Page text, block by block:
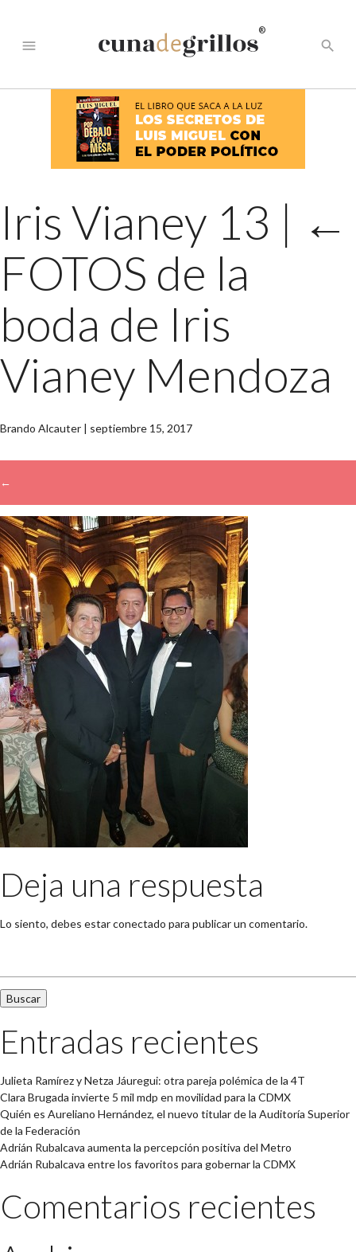
menu
®
search
Iris Vianey 13 | ←
FOTOS de la
boda de Iris
Vianey Mendoza
Brando Alcauter | septiembre 15, 2017
←
→
Deja una respuesta
Lo siento, debes estarconectado para publicar un comentario.
Entradas recientes
Julieta Ramírez y Netza Jáuregui: otra pareja polémica de la 4T
Clara Brugada invierte 5 mil mdp en movilidad para la CDMX
Quién es Aureliano Hernández, el nuevo titular de la Auditoría Superior
de la Federación
Adrián Rubalcava aumenta la percepción positiva del Metro
Adrián Rubalcava entre los favoritos para gobernar la CDMX
Comentarios recientes